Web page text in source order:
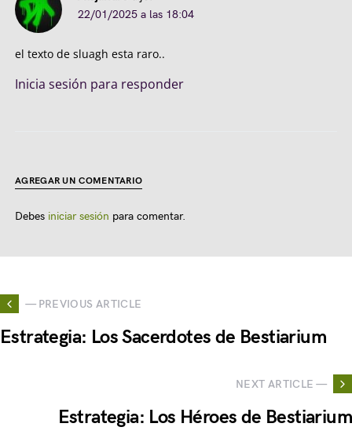
22/01/2025 a las 18:04
el texto de sluagh esta raro..
Inicia sesión para responder
AGREGAR UN COMENTARIO
Debes iniciar sesión para comentar.
— PREVIOUS ARTICLE
Estrategia: Los Sacerdotes de Bestiarium
NEXT ARTICLE —
Estrategia: Los Héroes de Bestiarium